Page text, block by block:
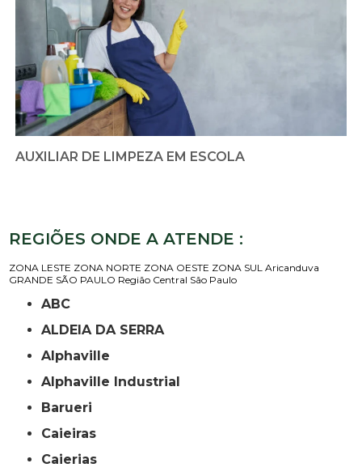
AUXILIAR DE LIMPEZA EM ESCOLA
REGIÕES ONDE A ATENDE :
ZONA LESTE ZONA NORTE ZONA OESTE ZONA SUL Aricanduva
GRANDE SÃO PAULO Região Central São Paulo
ABC
ALDEIA DA SERRA
Alphaville
Alphaville Industrial
Barueri
Caieiras
Caierias